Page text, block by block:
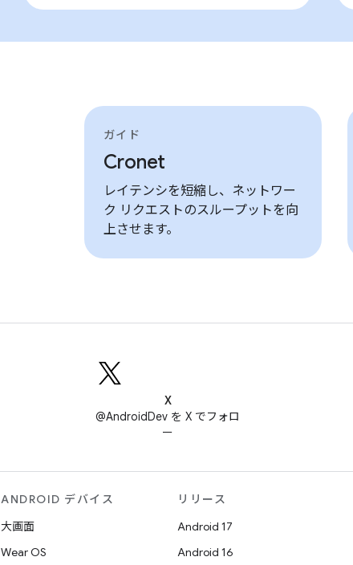
ガイド
Cronet
レイテンシを短縮し、ネットワー
ク リクエストのスループットを向
上させます。
X
@AndroidDev を X でフォロ
ー
ANDROID デバイス
大画面
Wear OS
リリース
Android 17
Android 16